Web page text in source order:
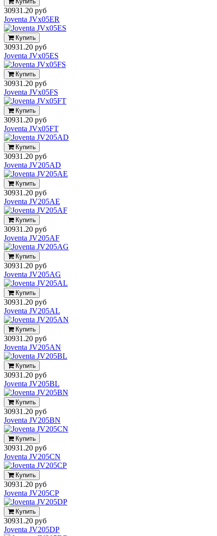
30931.20 руб
Joventa JVx05ER
Купить
30931.20 руб
Joventa JVx05ES
Купить
30931.20 руб
Joventa JVx05FS
Купить
30931.20 руб
Joventa JVx05FT
Купить
30931.20 руб
Joventa JV205AD
Купить
30931.20 руб
Joventa JV205AE
Купить
30931.20 руб
Joventa JV205AF
Купить
30931.20 руб
Joventa JV205AG
Купить
30931.20 руб
Joventa JV205AL
Купить
30931.20 руб
Joventa JV205AN
Купить
30931.20 руб
Joventa JV205BL
Купить
30931.20 руб
Joventa JV205BN
Купить
30931.20 руб
Joventa JV205CN
Купить
30931.20 руб
Joventa JV205CP
Купить
30931.20 руб
Joventa JV205DP